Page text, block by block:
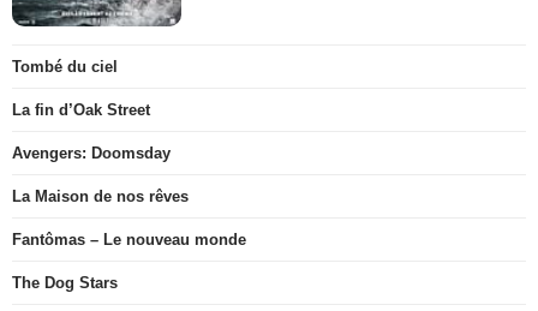
Tombé du ciel
La fin d’Oak Street
Avengers: Doomsday
La Maison de nos rêves
Fantômas – Le nouveau monde
The Dog Stars